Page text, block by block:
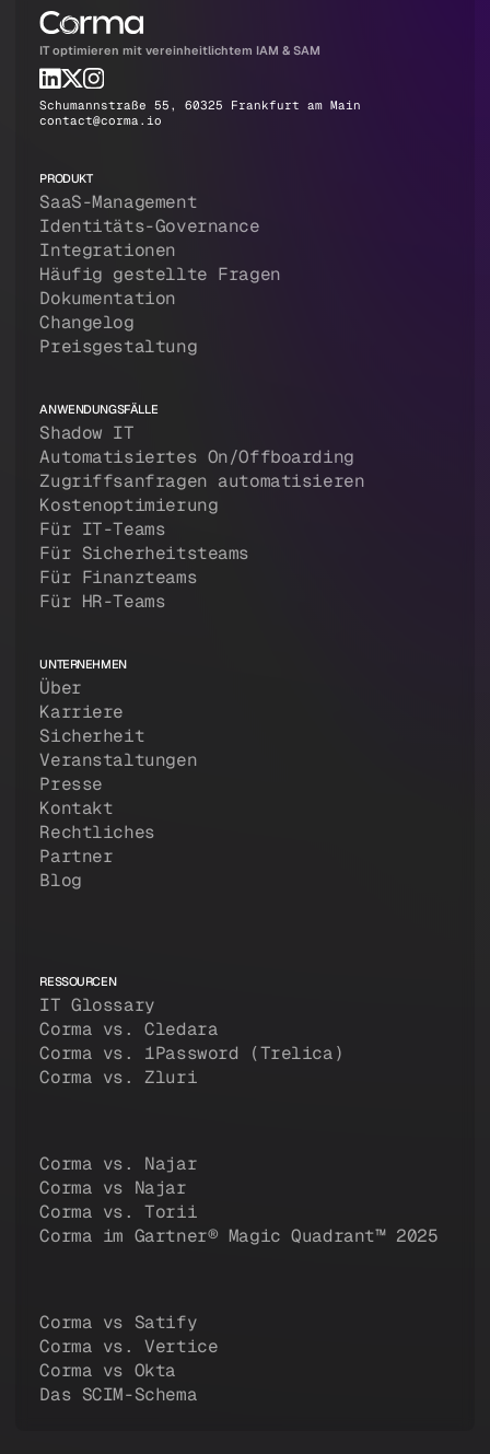
IT optimieren mit vereinheitlichtem IAM & SAM
Schumannstraße 55, 60325 Frankfurt am Main
contact@corma.io
PRODUKT
SaaS-Management
Identitäts-Governance
Integrationen
Häufig gestellte Fragen
Dokumentation
Changelog
Preisgestaltung
ANWENDUNGSFÄLLE
Shadow IT
Automatisiertes On/Offboarding
Zugriffsanfragen automatisieren
Kostenoptimierung
Für IT-Teams
Für Sicherheitsteams
Für Finanzteams
Für HR-Teams
UNTERNEHMEN
Über
Karriere
Sicherheit
Veranstaltungen
Presse
Kontakt
Rechtliches
Partner
Blog
RESSOURCEN
IT Glossary
Corma vs. Cledara
Corma vs. 1Password (Trelica)
Corma vs. Zluri
Corma vs. Najar
Corma vs Najar
Corma vs. Torii
Corma im Gartner® Magic Quadrant™ 2025
Corma vs Satify
Corma vs. Vertice
Corma vs Okta
Das SCIM-Schema